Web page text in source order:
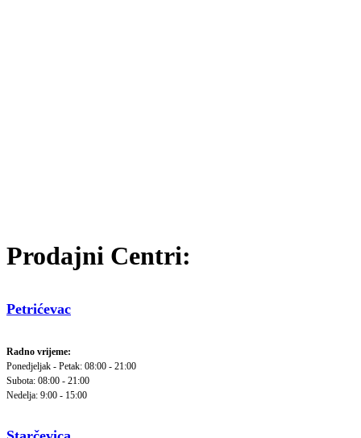
Prodajni Centri:
Petrićevac
Radno vrijeme:
Ponedjeljak - Petak: 08:00 - 21:00
Subota: 08:00 - 21:00
Nedelja: 9:00 - 15:00